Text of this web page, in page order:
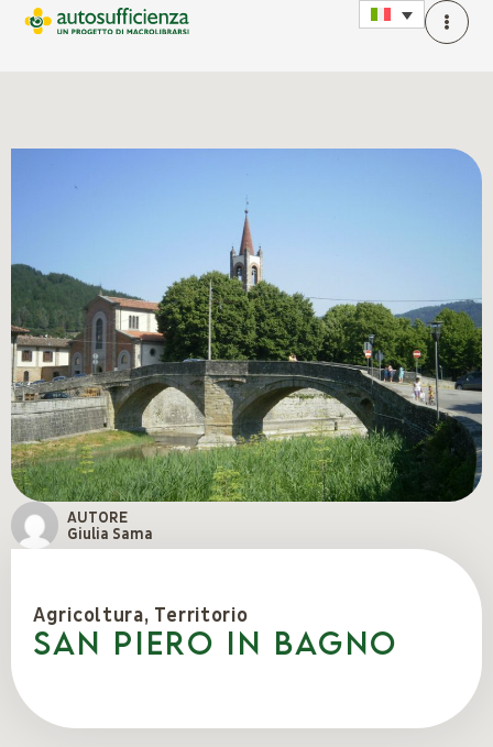
AUTORE
Giulia Sama
Agricoltura, Territorio
San Piero in Bagno